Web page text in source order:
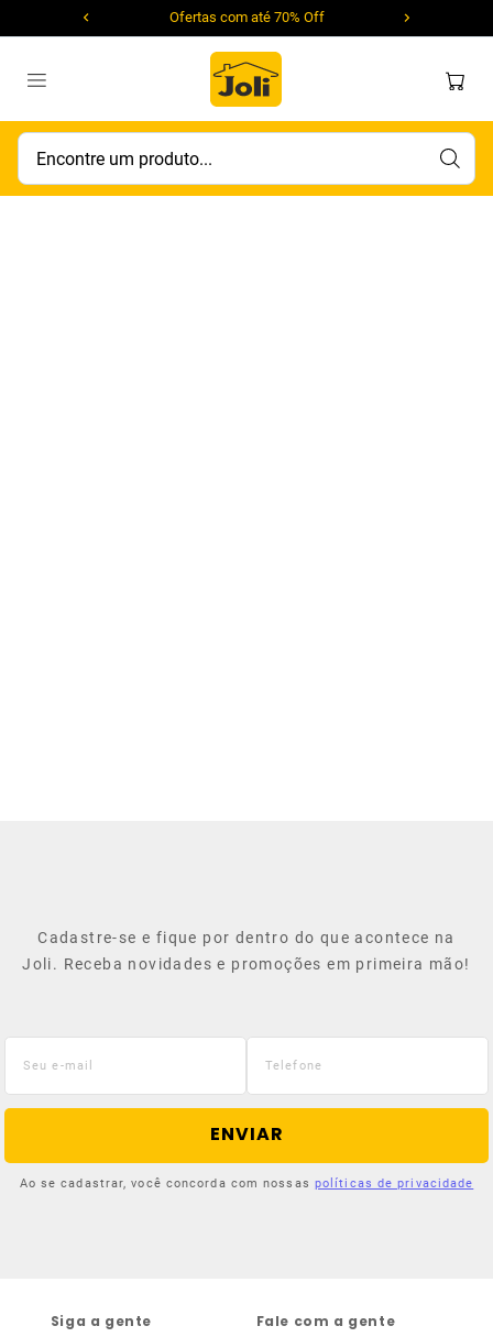
Ofertas com até 70% Off
Encontre um produto...
Cadastre-se e fique por dentro do que acontece na
Joli. Receba novidades e promoções em primeira mão!
ENVIAR
Ao se cadastrar, você concorda com nossas políticas de privacidade
Siga a gente Fale com a gente